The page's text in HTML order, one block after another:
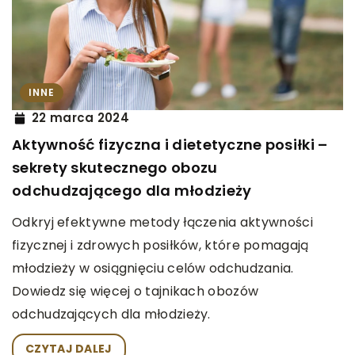
INNE
22 marca 2024
Aktywność fizyczna i dietetyczne posiłki –
sekrety skutecznego obozu
odchudzającego dla młodzieży
Odkryj efektywne metody łączenia aktywności
fizycznej i zdrowych posiłków, które pomagają
młodzieży w osiągnięciu celów odchudzania.
Dowiedz się więcej o tajnikach obozów
odchudzających dla młodzieży.
CZYTAJ DALEJ